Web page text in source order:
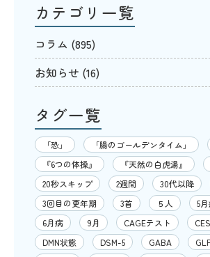
カテゴリ一覧
コラム (895)
お知らせ (16)
タグ一覧
「恐」 「腸のゴールデンタイム」
『6つの体操』
『天然の白虎湯』
20秒スキップ
2週間 30代以降
3回目の更年期
3首 ５人
5
6月病
9月 CAGEテスト
DMN状態
DSM-5 GABA